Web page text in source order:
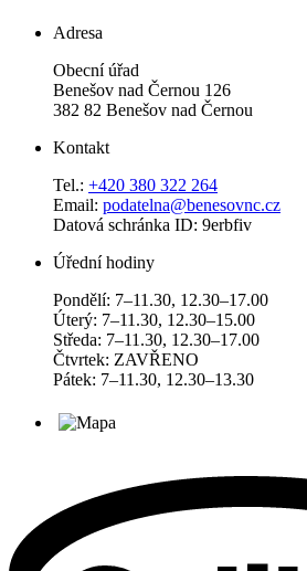
Adresa
Obecní úřad
Benešov nad Černou 126
382 82 Benešov nad Černou
Kontakt
Tel.: +420 380 322 264
Email: podatelna@benesovnc.cz
Datová schránka ID: 9erbfiv
Úřední hodiny
Pondělí: 7–11.30, 12.30–17.00
Úterý: 7–11.30, 12.30–15.00
Středa: 7–11.30, 12.30–17.00
Čtvrtek: ZAVŘENO
Pátek: 7–11.30, 12.30–13.30